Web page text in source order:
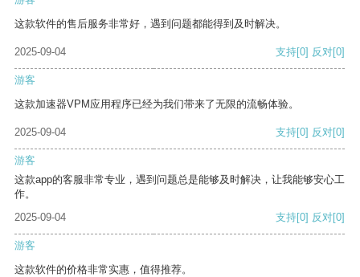
这款软件的售后服务非常好，遇到问题都能得到及时解决。
2025-09-04 支持[0] 反对[0]
游客
这款加速器VPM应用程序已经为我们带来了无限的流畅体验。
2025-09-04 支持[0] 反对[0]
游客
这款app的客服非常专业，遇到问题总是能够及时解决，让我能够安心工
作。
2025-09-04
支持[0] 反对[0]
游客
这款软件的价格非常实惠，值得推荐。